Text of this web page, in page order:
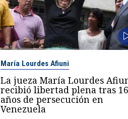
María Lourdes Afiuni
La jueza María Lourdes
recibió libertad plena tras 16
años de persecución en
Venezuela